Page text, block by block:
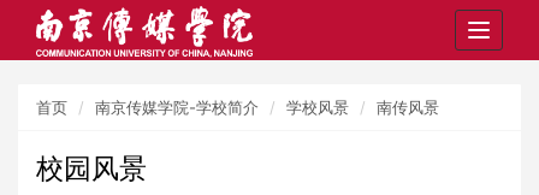
Toggle
首页 南京传媒学院-学校简介 学校风景 南传风景
校园风景